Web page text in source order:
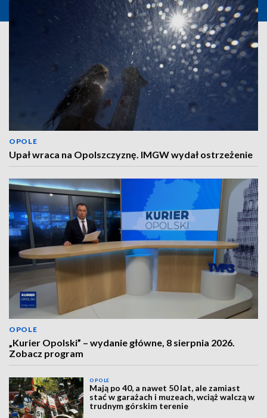
OPOLE
Upał wraca na Opolszczyznę. IMGW wydał ostrzeżenie
OPOLE
„Kurier Opolski” – wydanie główne, 8 sierpnia 2026.
Zobacz program
OPOLE
Mają po 40, a nawet 50 lat, ale zamiast
stać w garażach i muzeach, wciąż walczą w
trudnym górskim terenie